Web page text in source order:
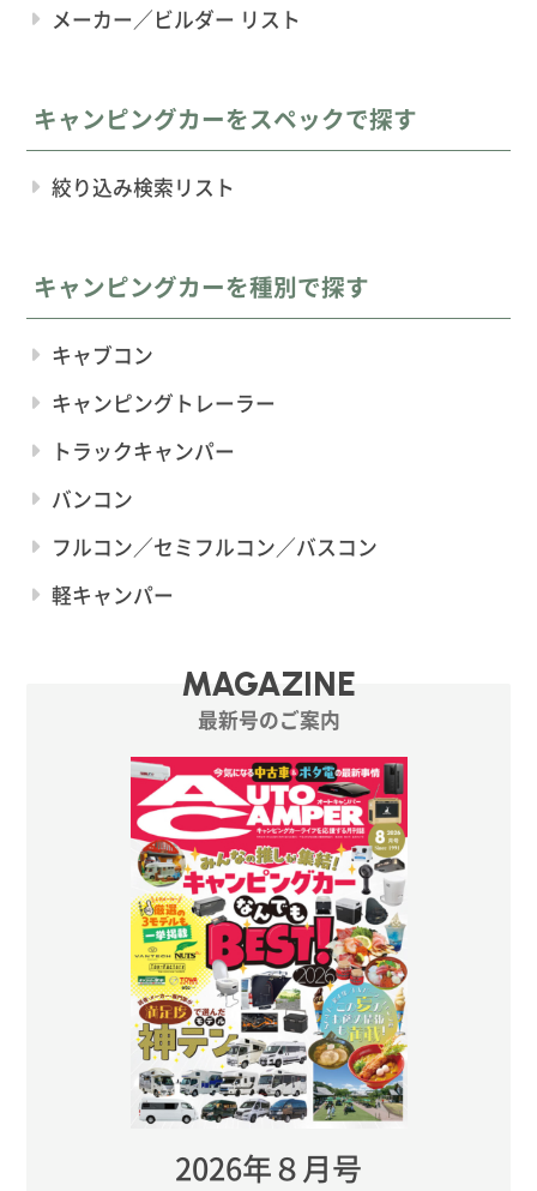
メーカー／ビルダー リスト
キャンピングカーをスペックで探す
絞り込み検索リスト
キャンピングカーを種別で探す
キャブコン
キャンピングトレーラー
トラックキャンパー
バンコン
フルコン／セミフルコン／バスコン
軽キャンパー
MAGAZINE
最新号のご案内
2026年８月号